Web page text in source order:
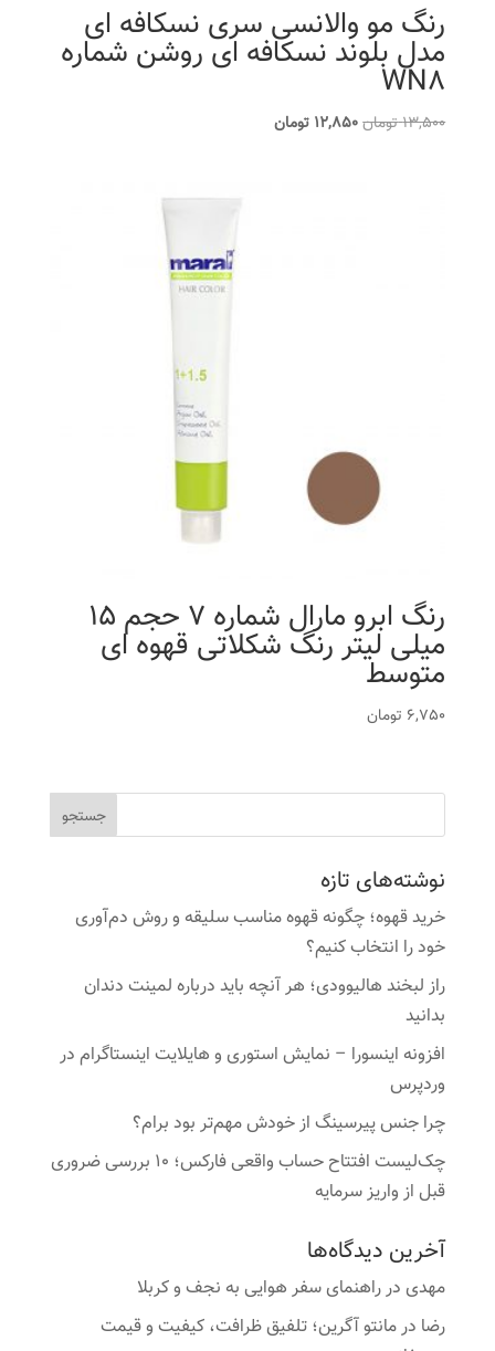
رنگ مو والانسی سری نسکافه ای
مدل بلوند نسکافه ای روشن شماره
WN8
13,500تومانقیمت
12,850 تومانقیمت
رنگ ابرو مارال شماره 7 حجم 15
میلی لیتر رنگ شکلاتی قهوه ای
متوسط
6,750 تومان
نوشته‌های تازه
خرید قهوه؛ چگونه قهوه مناسب سلیقه و روش دم‌آوری
خود را انتخاب کنیم؟
راز لبخند هالیوودی؛ هر آنچه باید درباره لمینت دندان
بدانید
افزونه اینسورا – نمایش استوری و هایلایت اینستاگرام در
وردپرس
چرا جنس پیرسینگ از خودش مهم‌تر بود برام؟
چک‌لیست افتتاح حساب واقعی فارکس؛ ۱۰ بررسی ضروری
قبل از واریز سرمایه
آخرین دیدگاه‌ها
مهدیدرراهنمای سفر هوایی به نجف و کربلا
رضا درمانتو آگرین؛ تلفیق ظرافت، کیفیت و قیمت